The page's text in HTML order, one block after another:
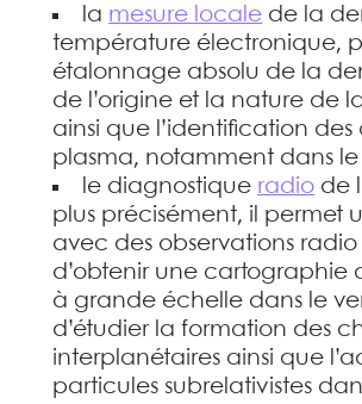
la mesure locale de la
température électronique,
étalonnage absolu de la
de l’origine et la nature de
ainsi que l’identification des
plasma, notamment dans le
le diagnostique radio de
plus précisément, il permet
avec des observations radio
d’obtenir une cartographie
à grande échelle dans le
d’étudier la formation des
interplanétaires ainsi que
particules subrelativistes